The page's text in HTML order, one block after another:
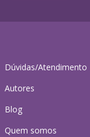
Dúvidas/Atendimento
Autores
Blog
Quem somos